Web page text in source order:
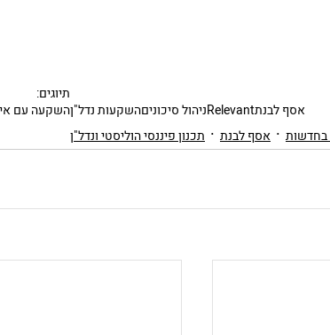
תיוגים:
אסף לבנתRelevantניהול סיכוניםהשקעות נדל"ןהשקעה עם
אסף לבנת תכנון פיננסי הוליסטי ונדל"ן